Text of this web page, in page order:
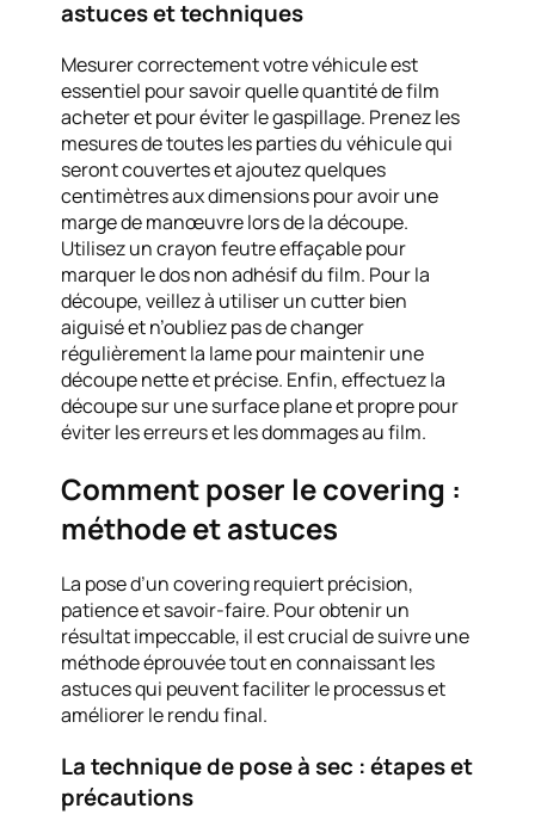
astuces et techniques
Mesurer correctement votre véhicule est
essentiel pour savoir quelle quantité de film
acheter et pour éviter le gaspillage. Prenez les
mesures de toutes les parties du véhicule qui
seront couvertes et ajoutez quelques
centimètres aux dimensions pour avoir une
marge de manœuvre lors de la découpe.
Utilisez un crayon feutre effaçable pour
marquer le dos non adhésif du film. Pour la
découpe, veillez à utiliser un cutter bien
aiguisé et n’oubliez pas de changer
régulièrement la lame pour maintenir une
découpe nette et précise. Enfin, effectuez la
découpe sur une surface plane et propre pour
éviter les erreurs et les dommages au film.
Comment poser le covering :
méthode et astuces
La pose d’un covering requiert précision,
patience et savoir-faire. Pour obtenir un
résultat impeccable, il est crucial de suivre une
méthode éprouvée tout en connaissant les
astuces qui peuvent faciliter le processus et
améliorer le rendu final.
La technique de pose à sec : étapes et
précautions